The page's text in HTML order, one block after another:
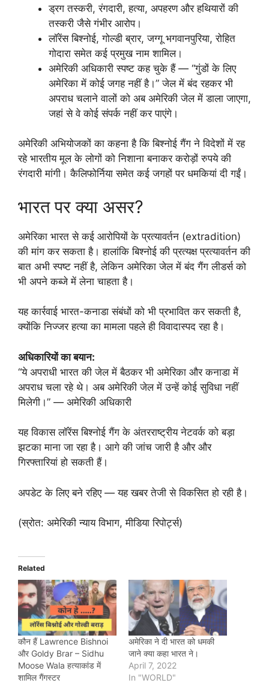
ड्रग तस्करी, रंगदारी, हत्या, अपहरण और हथियारों की
तस्करी जैसे गंभीर आरोप।
लॉरेंस बिश्नोई, गोल्डी ब्रार, जग्गू भगवानपुरिया, रोहित
गोदारा समेत कई प्रमुख नाम शामिल।
अमेरिकी अधिकारी स्पष्ट कह चुके हैं — “गुंडों के लिए
अमेरिका में कोई जगह नहीं है।” जेल में बंद रहकर भी
अपराध चलाने वालों को अब अमेरिकी जेल में डाला जाएगा,
जहां से वे कोई संपर्क नहीं कर पाएंगे।
अमेरिकी अभियोजकों का कहना है कि बिश्नोई गैंग ने विदेशों में रह
रहे भारतीय मूल के लोगों को निशाना बनाकर करोड़ों रुपये की
रंगदारी मांगी। कैलिफोर्निया समेत कई जगहों पर धमकियां दी गईं।
भारत पर क्या असर?
अमेरिका भारत से कई आरोपियों के प्रत्यावर्तन (extradition)
की मांग कर सकता है। हालांकि बिश्नोई की प्रत्यक्ष प्रत्यावर्तन की
बात अभी स्पष्ट नहीं है, लेकिन अमेरिका जेल में बंद गैंग लीडर्स को
भी अपने कब्जे में लेना चाहता है।
यह कार्रवाई भारत-कनाडा संबंधों को भी प्रभावित कर सकती है,
क्योंकि निज्जर हत्या का मामला पहले ही विवादास्पद रहा है।
अधिकारियों का बयान:
“ये अपराधी भारत की जेल में बैठकर भी अमेरिका और कनाडा में
अपराध चला रहे थे। अब अमेरिकी जेल में उन्हें कोई सुविधा नहीं
मिलेगी।” — अमेरिकी अधिकारी
यह विकास लॉरेंस बिश्नोई गैंग के अंतरराष्ट्रीय नेटवर्क को बड़ा
झटका माना जा रहा है। आगे की जांच जारी है और और
गिरफ्तारियां हो सकती हैं।
अपडेट के लिए बने रहिए — यह खबर तेजी से विकसित हो रही है।
(स्रोत: अमेरिकी न्याय विभाग, मीडिया रिपोर्ट्स)
Related
कौन हैं Lawrence Bishnoi
और Goldy Brar – Sidhu
Moose Wala हत्याकांड में
शामिल गैंगस्टर
अमेरिका ने दी भारत को धमकी
जाने क्या कहा भारत ने।
April 7, 2022
In "WORLD"